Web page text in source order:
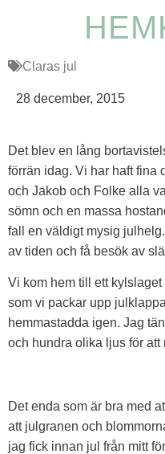
Claras jul
28 december, 2015
Det blev en lång
förrän idag. Vi har haft fina
och Jakob och Folke alla
sömn och en massa
fall en väldigt mysig
av tiden och få besök av
Vi kom hem till ett
som vi packar upp
hemmastadda igen. Jag
och hundra olika ljus för att
Det enda som är bra med
att julgranen och
jag fick innan jul från mitt